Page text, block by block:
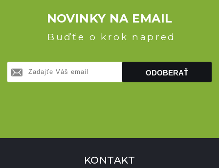
NOVINKY NA EMAIL
Buďťe o krok napred
ODOBERAŤ
KONTAKT